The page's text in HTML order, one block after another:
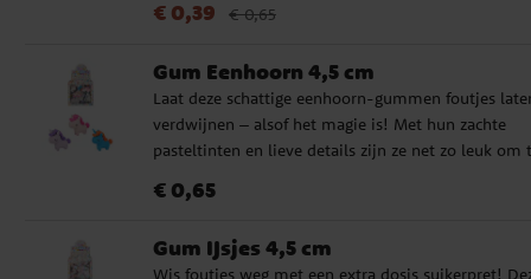
schoolwerk, traktaties, feestzakjes, als cadeautje of
verkocht. Niet geschikt voor kinderen onder de 3
Actuele prijs:€ 0,39
€ 0,39 € 0,65
Gum Eenhoorn 4,5 cm
Laat deze schattige eenhoorn-gummen foutjes
verdwijnen – alsof het magie is! Met hun zachte
pasteltinten en lieve details zijn ze net zo leuk om
schoolwerk, traktaties, feestzakjes, piñata-vulling of
nodig heeft in het dagelijks leven! Wordt onsorteerd
Prijs :€ 0,65
€ 0,65
Gum IJsjes 4,5 cm
Wis foutjes weg met een extra dosis suikerpret!